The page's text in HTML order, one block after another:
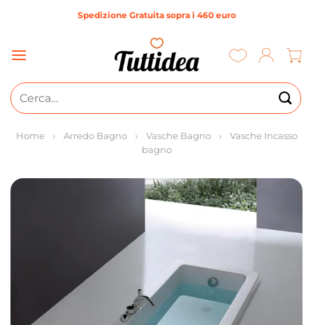
Spedizione Gratuita sopra i 460 euro
Cerca:
Home Arredo Bagno Vasche Bagno
Vasche Incasso
bagno